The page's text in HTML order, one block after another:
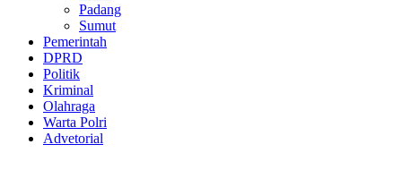
Padang
Sumut
Pemerintah
DPRD
Politik
Kriminal
Olahraga
Warta Polri
Advetorial